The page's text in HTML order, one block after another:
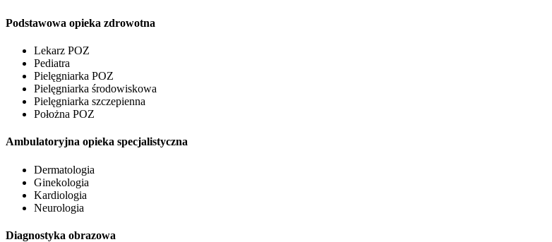
Podstawowa opieka zdrowotna
Lekarz POZ
Pediatra
Pielęgniarka POZ
Pielęgniarka środowiskowa
Pielęgniarka szczepienna
Położna POZ
Ambulatoryjna opieka specjalistyczna
Dermatologia
Ginekologia
Kardiologia
Neurologia
Diagnostyka obrazowa